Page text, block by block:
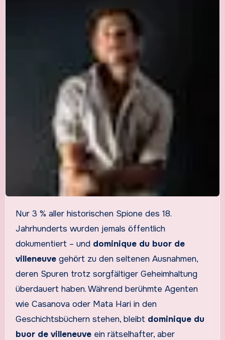
Nur 3 % aller historischen Spione des 18.
Jahrhunderts wurden jemals öffentlich
dokumentiert – und dominique du buor de
villeneuvegehört zu den seltenen Ausnahmen,
deren Spuren trotz sorgfältiger Geheimhaltung
überdauert haben. Während berühmte Agenten
wie Casanova oder Mata Hari in den
Geschichtsbüchern stehen, bleibt dominique du
buor de villeneuveein rätselhafter, aber